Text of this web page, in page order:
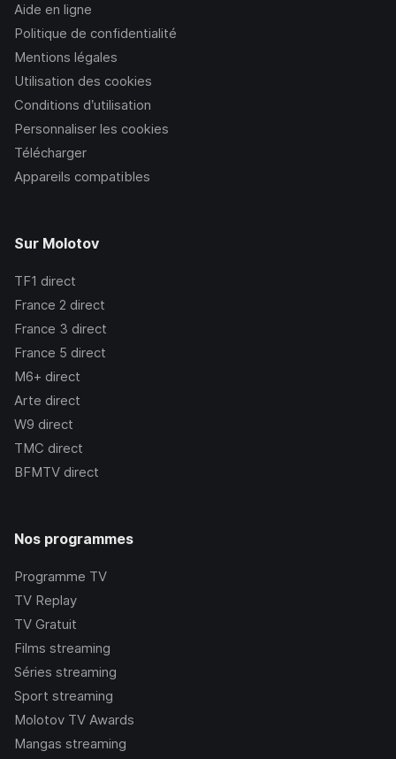
Aide en ligne
Politique de confidentialité
Mentions légales
Utilisation des cookies
Conditions d’utilisation
Personnaliser les cookies
Télécharger
Appareils compatibles
Sur Molotov
TF1 direct
France 2 direct
France 3 direct
France 5 direct
M6+ direct
Arte direct
W9 direct
TMC direct
BFMTV direct
Nos programmes
Programme TV
TV Replay
TV Gratuit
Films streaming
Séries streaming
Sport streaming
Molotov TV Awards
Mangas streaming